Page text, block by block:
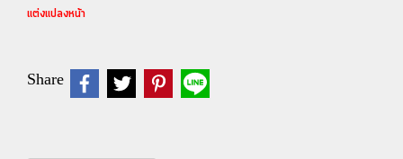
แต่งแปลงหน้า
Share